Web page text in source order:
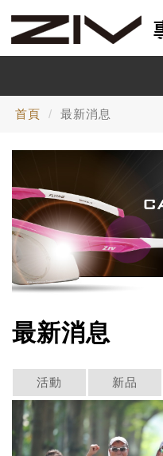
首頁 最新消息
最新消息
活動 新品